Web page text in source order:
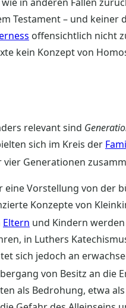
Testament – und keiner
offensichtlich nicht
kein Konzept von
relevant sind
sich im Kreis der
Generationen
Vorstellung von der
Konzepte von
Eltern und Kindern
in Luthers
sich jedoch an
von Besitz an die
als Bedrohung, etwa